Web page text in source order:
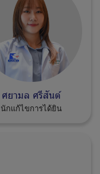
ศยามล ศรีสันต์
นักแก้ไขการได้ยิน